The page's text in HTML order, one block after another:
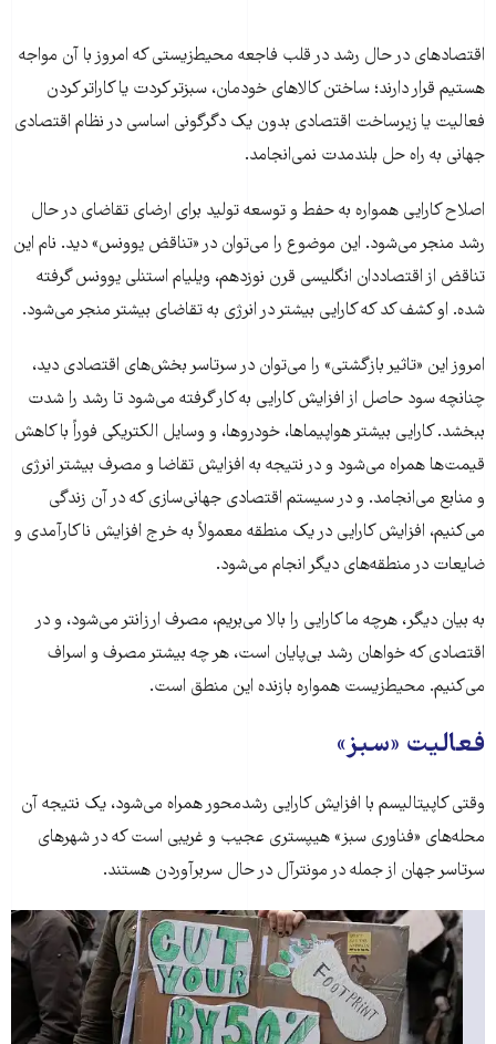
اقتصادهای در حال رشد در قلب فاجعه محیط‌زیستی که امروز با آن مواجه
هستیم قرار دارند؛ ساختن کالاهای خودمان، سبزتر کردت یا کاراتر کردن
فعالیت یا زیرساخت اقتصادی بدون یک دگرگونی اساسی در نظام اقتصادی
جهانی به راه حل بلند‌مدت نمی‌انجامد.
اصلاح کارایی همواره به حفط و توسعه تولید برای ارضای تقاضای در حال
رشد منجر می‌شود. این موضوع را می‌توان در «تناقض یوونس» دید. نام این
تناقض از اقتصاددان انگلیسی قرن نوزدهم، ویلیام استنلی یوونس گرفته
شده. او کشف کد که کارایی بیشتر در انرژی به تقاضای بیشتر منجر می‌شود.
امروز این «تاثیر بازگشتی» را می‌توان در سرتاسر بخش‌های اقتصادی دید،
چنانچه سود حاصل از افزایش کارایی به کار گرفته می‌شود تا رشد را شدت
ببخشد. کارایی بیشتر هواپیماها، خودروها، و وسایل الکتریکی فوراً با کاهش
قیمت‌ها همراه می‌شود و در نتیجه به افزایش تقاضا و مصرف بیشتر انرژی
و منابع می‌انجامد. و در سیستم اقتصادی جهانی‌سازی که در آن زندگی
می‌کنیم، افزایش کارایی در یک منطقه معمولاً به خرج افزایش ناکارآمدی و
ضایعات در منطقه‌های دیگر انجام می‌شود.
به بیان دیگر، هرچه ما کارایی را بالا می‌بریم، مصرف ارزانتر می‌شود، و در
اقتصادی که خواهان رشد بی‌پایان است، هر چه بیشتر مصرف و اسراف
می‌کنیم. محیط‌زیست همواره بازنده این منطق است.
فعالیت «سبز»
وقتی کاپیتالیسم با افزایش کارایی رشدمحور همراه می‌شود، یک نتیجه آن
محله‌های «فناوری سبز» هیپستری عجیب و غریبی است که در شهرهای
سرتاسر جهان از جمله در مونترآل در حال سربرآوردن هستند.